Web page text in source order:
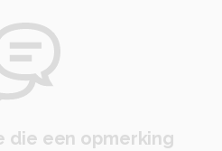
die een opmerking